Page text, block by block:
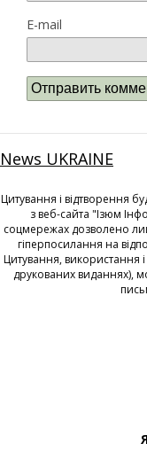
E-mail
News UKRAINE
Цитування і відтворення
з веб-сайта "Ізюм
соцмережах дозволено
гіперпосилання на
Цитування, використання
друкованих виданнях),